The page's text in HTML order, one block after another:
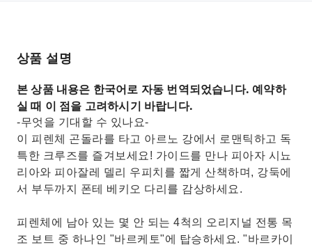
상품 설명
본 상품 내용은 한국어로 자동 번역되었습니다. 예약하
실 때 이 점을 고려하시기 바랍니다.
-무엇을 기대할 수 있나요-
이 피렌체 곤돌라를 타고 아르노 강에서 로맨틱하고 독
특한 크루즈를 즐겨보세요! 가이드를 만나 피아자 시뇨
리아와 피아잘레 델리 우피치를 짧게 산책하며, 강둑에
서 부두까지 폰테 베키오 다리를 감상하세요.
피렌체에 남아 있는 몇 안 되는 4척의 오리지널 전통 목
조 보트 중 하나인 "바르케토"에 탑승하세요. "바르카이